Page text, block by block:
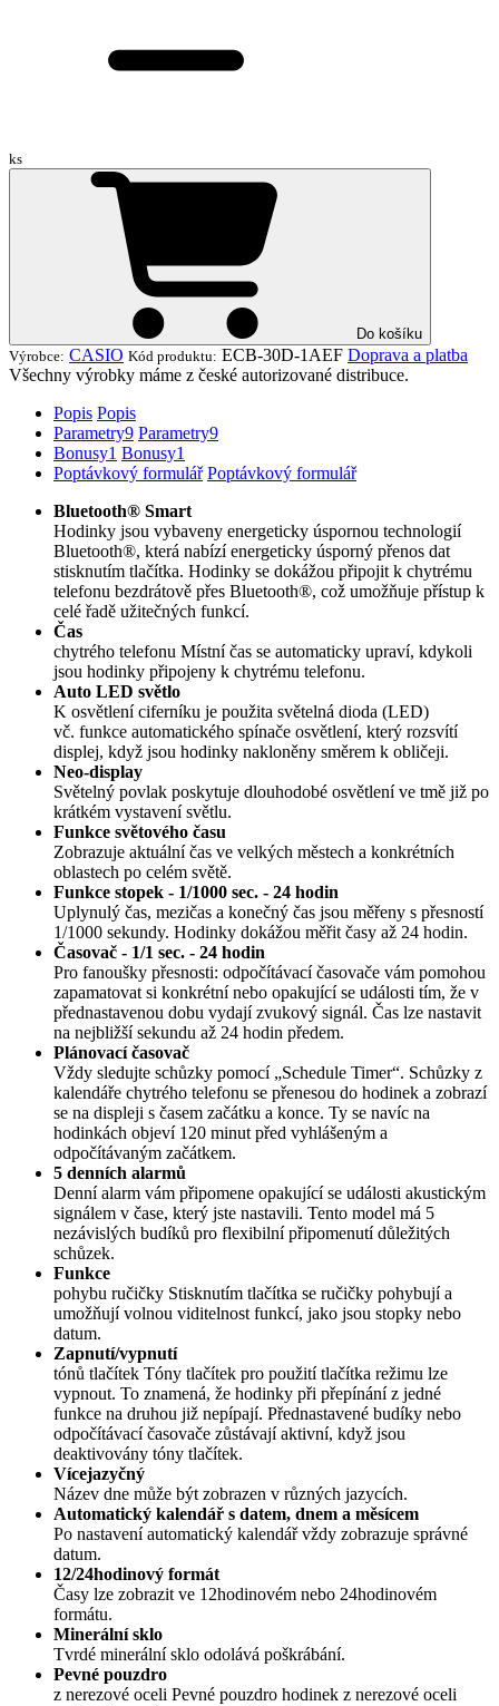
ks
Do košíku
Výrobce: CASIO Kód produktu: ECB-30D-1AEF Doprava a platba
Všechny výrobky máme z české autorizované distribuce.
Popis Popis
Parametry9 Parametry9
Bonusy1 Bonusy1
Poptávkový formulář Poptávkový formulář
Bluetooth® Smart
Hodinky jsou vybaveny energeticky úspornou technologií
Bluetooth®, která nabízí energeticky úsporný přenos dat
stisknutím tlačítka. Hodinky se dokážou připojit k chytrému
telefonu bezdrátově přes Bluetooth®, což umožňuje přístup k
celé řadě užitečných funkcí.
Čas
chytrého telefonu Místní čas se automaticky upraví, kdykoli
jsou hodinky připojeny k chytrému telefonu.
Auto LED světlo
K osvětlení ciferníku je použita světelná dioda (LED)
vč. funkce automatického spínače osvětlení, který rozsvítí
displej, když jsou hodinky nakloněny směrem k obličeji.
Neo-display
Světelný povlak poskytuje dlouhodobé osvětlení ve tmě již po
krátkém vystavení světlu.
Funkce světového času
Zobrazuje aktuální čas ve velkých městech a konkrétních
oblastech po celém světě.
Funkce stopek - 1/1000 sec. - 24 hodin
Uplynulý čas, mezičas a konečný čas jsou měřeny s přesností
1/1000 sekundy. Hodinky dokážou měřit časy až 24 hodin.
Časovač - 1/1 sec. - 24 hodin
Pro fanoušky přesnosti: odpočítávací časovače vám pomohou
zapamatovat si konkrétní nebo opakující se události tím, že v
přednastavenou dobu vydají zvukový signál. Čas lze nastavit
na nejbližší sekundu až 24 hodin předem.
Plánovací časovač
Vždy sledujte schůzky pomocí „Schedule Timer“. Schůzky z
kalendáře chytrého telefonu se přenesou do hodinek a zobrazí
se na displeji s časem začátku a konce. Ty se navíc na
hodinkách objeví 120 minut před vyhlášeným a
odpočítávaným začátkem.
5 denních alarmů
Denní alarm vám připomene opakující se události akustickým
signálem v čase, který jste nastavili. Tento model má 5
nezávislých budíků pro flexibilní připomenutí důležitých
schůzek.
Funkce
pohybu ručičky Stisknutím tlačítka se ručičky pohybují a
umožňují volnou viditelnost funkcí, jako jsou stopky nebo
datum.
Zapnutí/vypnutí
tónů tlačítek Tóny tlačítek pro použití tlačítka režimu lze
vypnout. To znamená, že hodinky při přepínání z jedné
funkce na druhou již nepípají. Přednastavené budíky nebo
odpočítávací časovače zůstávají aktivní, když jsou
deaktivovány tóny tlačítek.
Vícejazyčný
Název dne může být zobrazen v různých jazycích.
Automatický kalendář s datem, dnem a měsícem
Po nastavení automatický kalendář vždy zobrazuje správné
datum.
12/24hodinový formát
Časy lze zobrazit ve 12hodinovém nebo 24hodinovém
formátu.
Minerální sklo
Tvrdé minerální sklo odolává poškrábání.
Pevné pouzdro
z nerezové oceli Pevné pouzdro hodinek z nerezové oceli